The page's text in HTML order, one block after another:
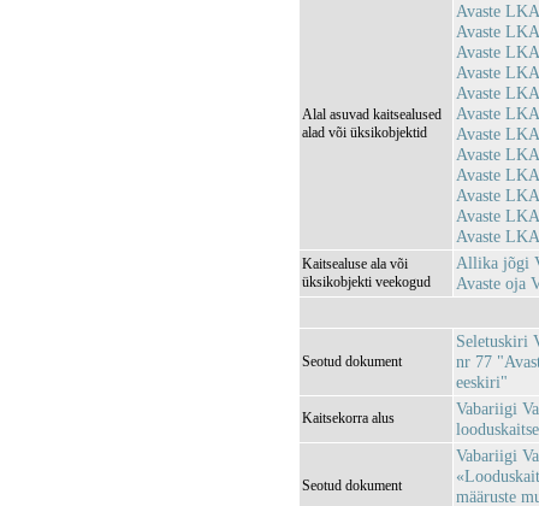
Alal asuvad kaitsealused
alad või üksikobjektid
Avaste
Avaste
Avaste
Avaste
Avaste
Avaste
Avaste
Avaste
Avaste
Avaste
Avaste
Avaste
Kaitsealuse ala või
üksikobjekti veekogud
Allika jõgi
Avaste oja
Seotud dokument
Seletuskiri
nr 77
eeskiri"
Kaitsekorra alus
Vabariigi
Seotud dokument
Vabariigi
määruste